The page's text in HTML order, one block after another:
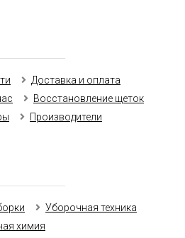
Доставка и оплата
Восстановление щеток
Производители
Уборочная техника
химия